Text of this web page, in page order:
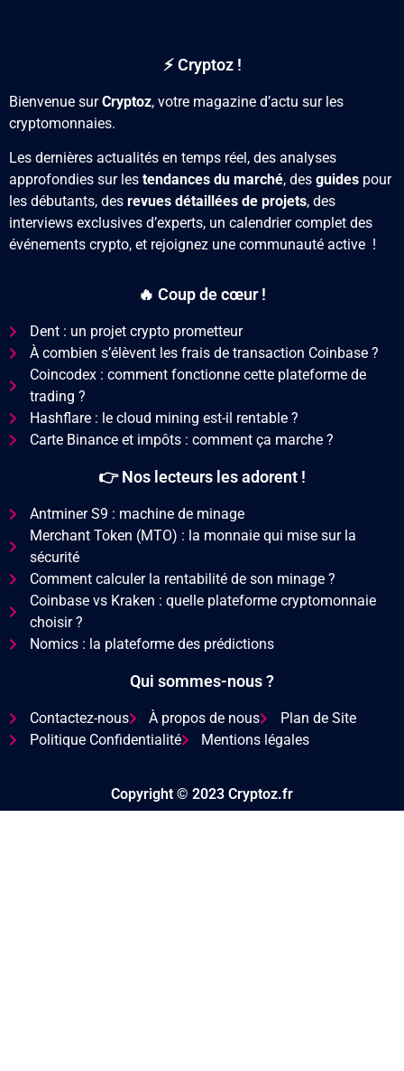
⚡ Cryptoz !
Bienvenue surCryptoz, votre magazine d’actu sur les
cryptomonnaies.
Les dernières actualités en temps réel, des analyses
approfondies sur les tendances du marché, des guides pour
les débutants, des revues détaillées de projets, des
interviews exclusives d’experts, un calendrier complet des
événements crypto, et rejoignez une communauté active !
🔥 Coup de cœur !
Dent : un projet crypto prometteur
À combien s’élèvent les frais de transaction Coinbase ?
Coincodex : comment fonctionne cette plateforme de
trading ?
Hashflare : le cloud mining est-il rentable ?
Carte Binance et impôts : comment ça marche ?
👉 Nos lecteurs les adorent !
Antminer S9 : machine de minage
Merchant Token (MTO) : la monnaie qui mise sur la
sécurité
Comment calculer la rentabilité de son minage ?
Coinbase vs Kraken : quelle plateforme cryptomonnaie
choisir ?
Nomics : la plateforme des prédictions
Qui sommes-nous ?
Contactez-nous À propos de nous
Plan de Site
Politique Confidentialité
Mentions légales
Copyright © 2023 Cryptoz.fr